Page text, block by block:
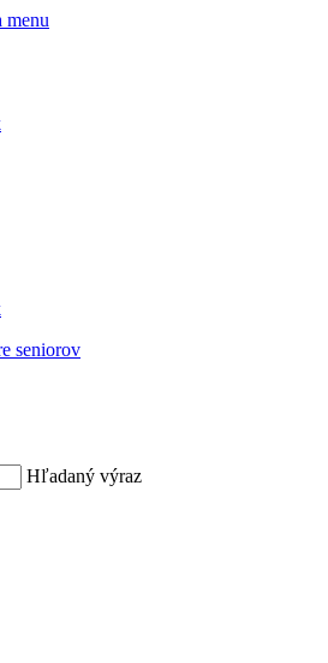
menu
seniorov
Hľadaný výraz